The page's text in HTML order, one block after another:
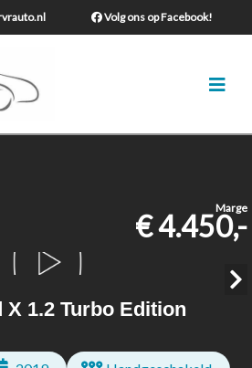
Volg ons op Facebook!
Marge
€ 4.450,-
1.2 Turbo Edition